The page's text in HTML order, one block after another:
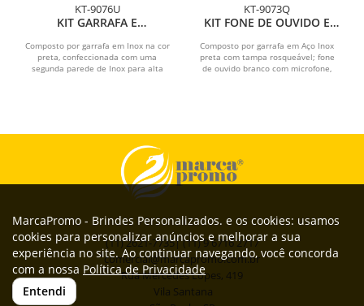
KT-9076U
KIT GARRAFA E
Composto por garrafa em Inox na cor
preta, confeccionada com uma
segunda parede de Inox para alta
KT-9073Q
KIT FONE DE OUVIDO E
Composto por garrafa em Aço Inox
preta com tampa rosqueável; fone
de ouvido branco com microfone,
(11) 2621-7735| (11) 9 6716 2717
comercial@marcapromo.com.br
Rua Mercedes Lopes, 419
Vila Santana
MarcaPromo - Brindes Personalizados. e os cookies: usamos
cookies para personalizar anúncios e melhorar a sua
experiência no site. Ao continuar navegando, você concorda
com a nossa Política de Privacidade
Entendi